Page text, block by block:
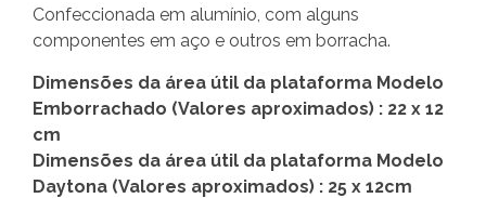
Confeccionada em alumínio, com alguns
componentes em aço e outros em borracha.
Dimensões da área útil da plataforma Modelo
Emborrachado (Valores aproximados) : 22 x 12
cm
Dimensões da área útil da plataforma Modelo
Daytona (Valores aproximados) : 25 x 12cm